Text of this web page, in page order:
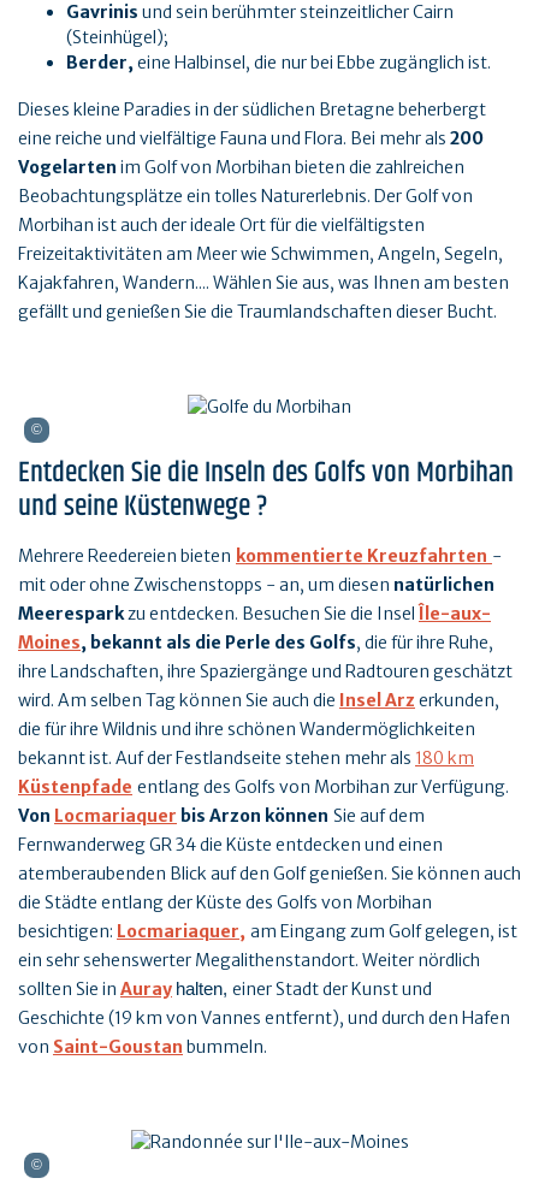
Gavrinis und sein berühmter steinzeitlicher Cairn
(Steinhügel);
Berder, eine Halbinsel, die nur bei Ebbe zugänglich ist.
Dieses kleine Paradies in der südlichen Bretagne beherbergt
eine reiche und vielfältige Fauna und Flora. Bei mehr als 200
Vogelarten im Golf von Morbihan bieten die zahlreichen
Beobachtungsplätze ein tolles Naturerlebnis. Der Golf von
Morbihan ist auch der ideale Ort für die vielfältigsten
Freizeitaktivitäten am Meer wie Schwimmen, Angeln, Segeln,
Kajakfahren, Wandern.... Wählen Sie aus, was Ihnen am besten
gefällt und genießen Sie die Traumlandschaften dieser Bucht.
Entdecken Sie die Inseln des Golfs von Morbihan
und seine Küstenwege ?
Mehrere Reedereien bieten kommentierte Kreuzfahrten -
mit oder ohne Zwischenstopps - an, um diesen natürlichen
Meeresparkzu entdecken. Besuchen Sie die Insel Île-aux-
Moines, bekannt als die Perle des Golfs, die für ihre Ruhe,
ihre Landschaften, ihre Spaziergänge und Radtouren geschätzt
wird. Am selben Tag können Sie auch die Insel Arz erkunden,
die für ihre Wildnis und ihre schönen Wandermöglichkeiten
bekannt ist. Auf der Festlandseite stehen mehr als 180 km
Küstenpfade entlang des Golfs von Morbihan zur Verfügung.
Von Locmariaquer bis Arzon können Sie auf dem
Fernwanderweg GR 34 die Küste entdecken und einen
atemberaubenden Blick auf den Golf genießen. Sie können auch
die Städte entlang der Küste des Golfs von Morbihan
besichtigen: Locmariaquer, am Eingang zum Golf gelegen, ist
ein sehr sehenswerter Megalithenstandort. Weiter nördlich
sollten Sie in Auray halten, einer Stadt der Kunst und
Geschichte (19 km von Vannes entfernt), und durch den Hafen
von Saint-Goustan bummeln.